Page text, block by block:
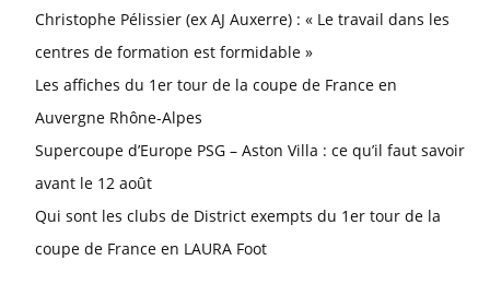
Christophe Pélissier (ex AJ Auxerre) : « Le travail dans les
centres de formation est formidable »
Les affiches du 1er tour de la coupe de France en
Auvergne Rhône-Alpes
Supercoupe d’Europe PSG – Aston Villa : ce qu’il faut savoir
avant le 12 août
Qui sont les clubs de District exempts du 1er tour de la
coupe de France en LAURA Foot